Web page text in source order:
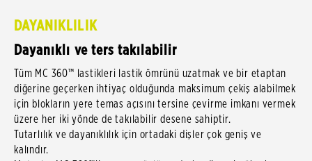
DAYANIKLILIK
Dayanıklı ve ters takılabilir
Tüm MC 360™ lastikleri lastik ömrünü uzatmak ve bir etaptan
diğerine geçerken ihtiyaç olduğunda maksimum çekiş alabilmek
için blokların yere temas açısını tersine çevirme imkanı vermek
üzere her iki yönde de takılabilir desene sahiptir.
Tutarlılık ve dayanıklılık için ortadaki dişler çok geniş ve
kalındır.